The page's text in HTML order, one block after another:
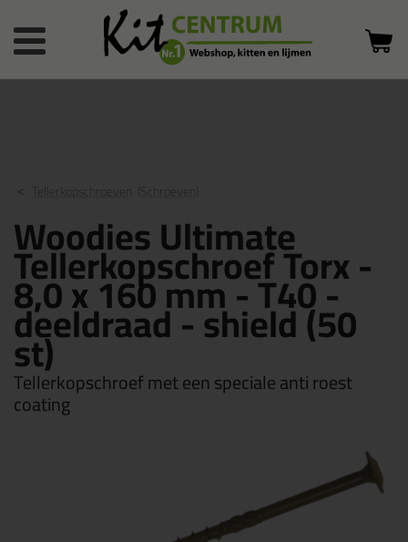
in winkelwagen
Bestelstatus
of inloggen
Woodies Ultimate
Tellerkopschroef Torx -
8,0 x 160 mm - T40 -
deeldraad - shield (50
st)
Tellerkopschroef met een speciale anti roest
coating